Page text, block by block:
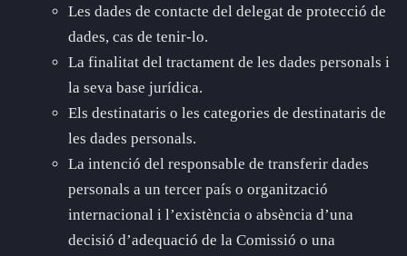
Les dades de contacte del delegat de protecció de
dades, cas de tenir-lo.
La finalitat del tractament de les dades personals i
la seva base jurídica.
Els destinataris o les categories de destinataris de
les dades personals.
La intenció del responsable de transferir dades
personals a un tercer país o organització
internacional i l’existència o absència d’una
decisió d’adequació de la Comissió o una